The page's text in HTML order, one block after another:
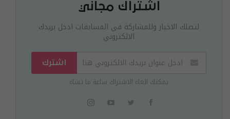
اشتراك مجاني
لتصلك الاخبار وللمشاركة في المسابقات ادخل بريدك
الالكتروني
اشترك
يمكنك الغاء الاشتراك ساعة ما تشاء